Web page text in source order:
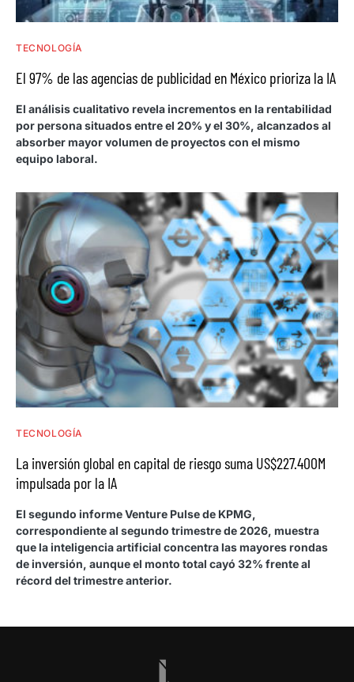
TECNOLOGÍA
El 97% de las agencias de publicidad en México prioriza la IA
El análisis cualitativo revela incrementos en la rentabilidad
por persona situados entre el 20% y el 30%, alcanzados al
absorber mayor volumen de proyectos con el mismo
equipo laboral.
TECNOLOGÍA
La inversión global en capital de riesgo suma US$227.400M
impulsada por la IA
El segundo informe Venture Pulse de KPMG,
correspondiente al segundo trimestre de 2026, muestra
que la inteligencia artificial concentra las mayores rondas
de inversión, aunque el monto total cayó 32% frente al
récord del trimestre anterior.